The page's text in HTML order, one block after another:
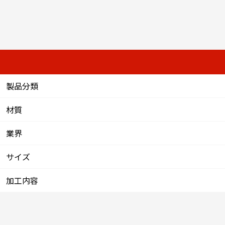
製品分類
材質
業界
サイズ
加工内容